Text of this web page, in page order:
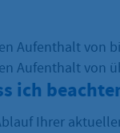
Aufenthalt von
Aufenthalt von
ich
Ihrer